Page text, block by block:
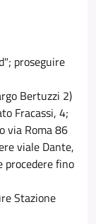
proseguire
Bertuzzi 2)
Fracassi, 4;
via Roma 86
viale Dante,
procedere fino
Stazione